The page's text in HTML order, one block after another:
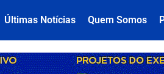
Últimas Notícias Quem Somos